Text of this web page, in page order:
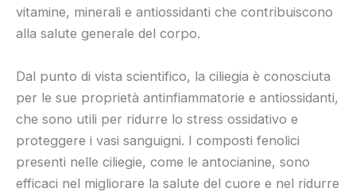
vitamine, minerali e antiossidanti che contribuiscono
alla salute generale del corpo.
Dal punto di vista scientifico, la ciliegia è conosciuta
per le sue proprietà antinfiammatorie e antiossidanti,
che sono utili per ridurre lo stress ossidativo e
proteggere i vasi sanguigni. I composti fenolici
presenti nelle ciliegie, come le antocianine, sono
efficaci nel migliorare la salute del cuore e nel ridurre